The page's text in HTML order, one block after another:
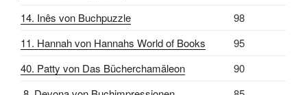
14. Inês von Buchpuzzle
98
11. Hannah von Hannahs World of Books
95
40. Patty von Das Bücherchamäleon
90